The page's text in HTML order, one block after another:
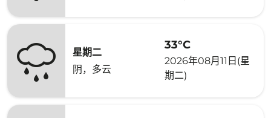
星期二
阴，多云
33°C
2026年08月11日(星
期二)